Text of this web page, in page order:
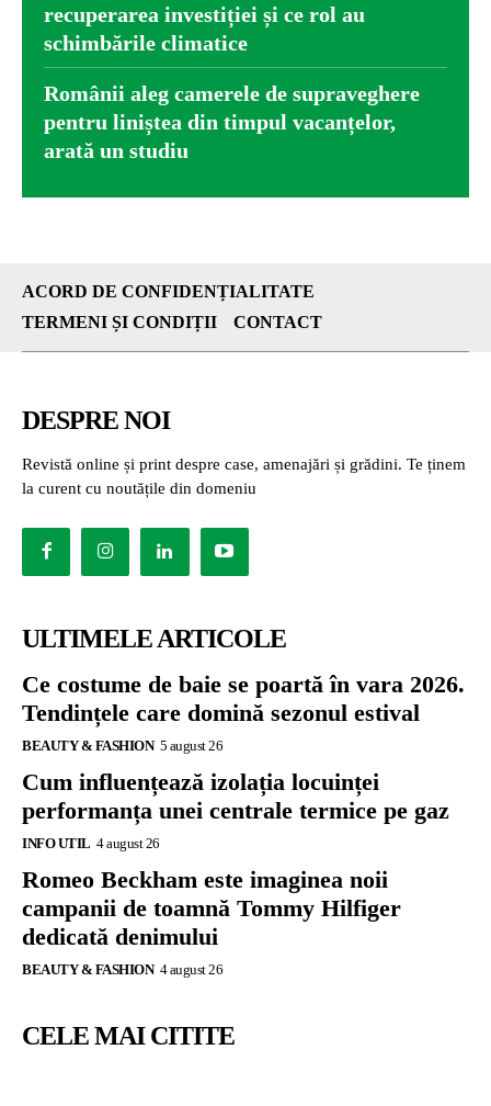
recuperarea investiției și ce rol au
schimbările climatice
Românii aleg camerele de supraveghere
pentru liniștea din timpul vacanțelor,
arată un studiu
ACORD DE CONFIDENȚIALITATE
TERMENI ȘI CONDIȚII
CONTACT
DESPRE NOI
Revistă online și print despre case, amenajări și grădini. Te ținem
la curent cu noutățile din domeniu
ULTIMELE ARTICOLE
Ce costume de baie se poartă în vara 2026.
Tendințele care domină sezonul estival
BEAUTY & FASHION 5 august 26
Cum influențează izolația locuinței
performanța unei centrale termice pe gaz
INFO UTIL 4 august 26
Romeo Beckham este imaginea noii
campanii de toamnă Tommy Hilfiger
dedicată denimului
BEAUTY & FASHION 4 august 26
CELE MAI CITITE